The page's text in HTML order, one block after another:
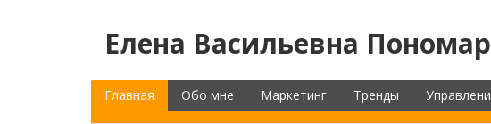
Елена Васильевна
Главная Обо мне Маркетинг Тренды